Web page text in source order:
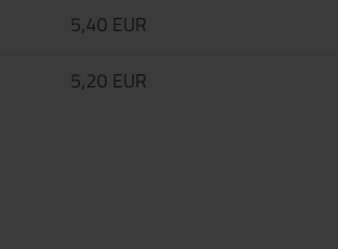
5,40 EUR
5,20 EUR